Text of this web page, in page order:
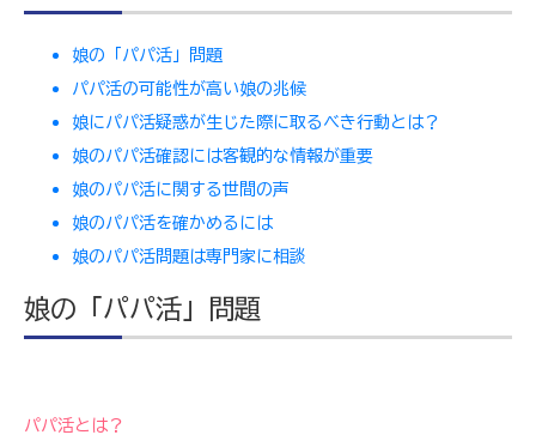
娘の「パパ活」問題
パパ活の可能性が高い娘の兆候
娘にパパ活疑惑が生じた際に取るべき行動とは？
娘のパパ活確認には客観的な情報が重要
娘のパパ活に関する世間の声
娘のパパ活を確かめるには
娘のパパ活問題は専門家に相談
娘の「パパ活」問題
パパ活とは？